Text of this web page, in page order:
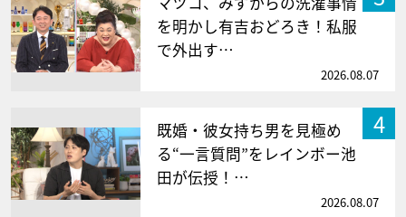
を明かし有吉おどろき！私服
で外出す…
2026.08.07
4
既婚・彼女持ち男を見極め
る“一言質問”をレインボー池
田が伝授！…
2026.08.07